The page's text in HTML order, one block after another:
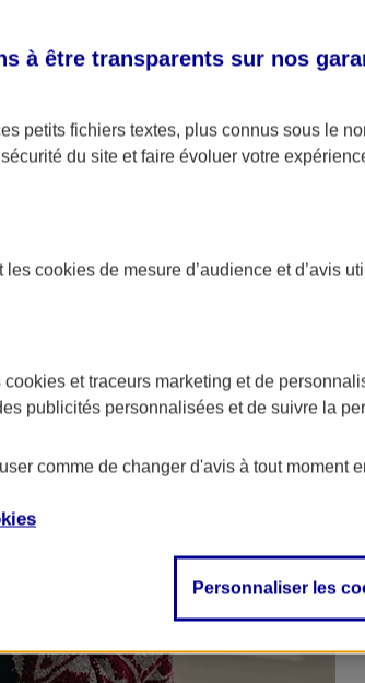
en poche !
à être transparents sur nos
petits fichiers textes, plus connus sous le
du site et faire évoluer votre
les cookies de mesure d’audience et d’avis
cookies et traceurs marketing et de
publicités personnalisées et de suivre la
comme de changer d'avis à tout moment
Personnaliser les